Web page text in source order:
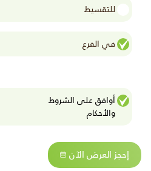
للتقسيط
في الفرع
أوافق على الشروط
واﻷحكام
إحجز العرض الآن